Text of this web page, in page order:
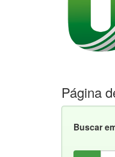
Página
Buscar